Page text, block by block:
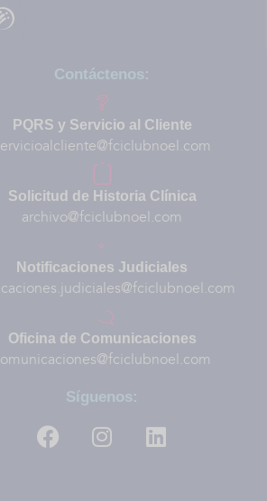
Contáctenos:
PQRS y Servicio al Cliente
Solicitud de Historia Clínica
archivo@fciclubnoel.com
Notificaciones Judiciales
Oficina de Comunicaciones
Síguenos: